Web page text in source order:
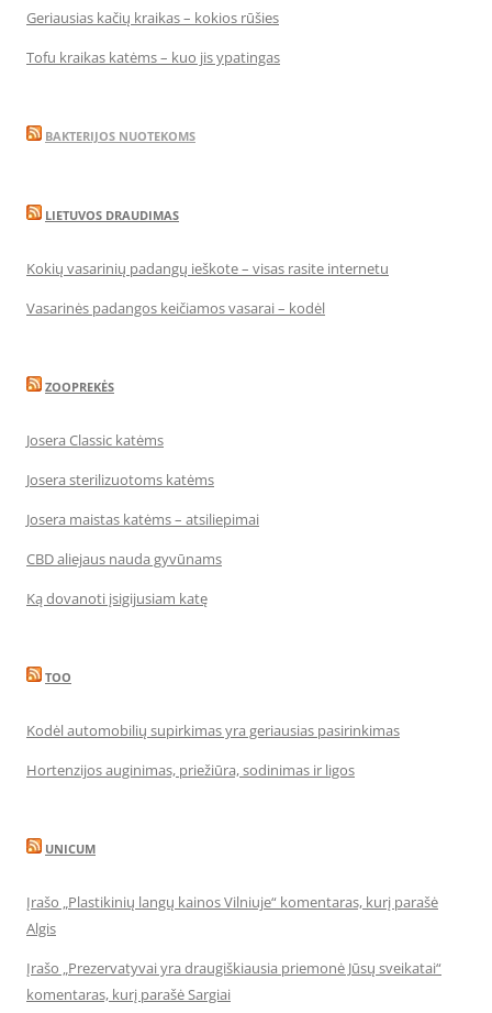
Geriausias kačių kraikas – kokios rūšies
Tofu kraikas katėms – kuo jis ypatingas
BAKTERIJOS NUOTEKOMS
LIETUVOS DRAUDIMAS
Kokių vasarinių padangų ieškote – visas rasite internetu
Vasarinės padangos keičiamos vasarai – kodėl
ZOOPREKĖS
Josera Classic katėms
Josera sterilizuotoms katėms
Josera maistas katėms – atsiliepimai
CBD aliejaus nauda gyvūnams
Ką dovanoti įsigijusiam katę
TOO
Kodėl automobilių supirkimas yra geriausias pasirinkimas
Hortenzijos auginimas, priežiūra, sodinimas ir ligos
UNICUM
Įrašo „Plastikinių langų kainos Vilniuje“ komentaras, kurį parašė
Algis
Įrašo „Prezervatyvai yra draugiškiausia priemonė Jūsų sveikatai“
komentaras, kurį parašė Sargiai